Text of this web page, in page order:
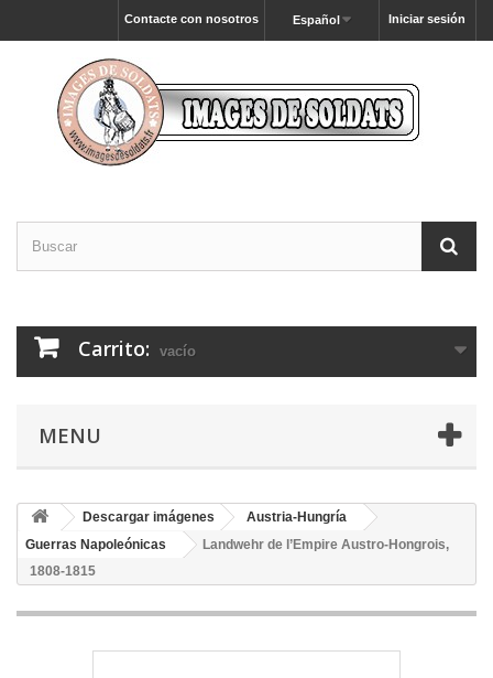
Iniciar sesión
Español
Contacte con nosotros
Carrito: vacío
MENU
Descargar imágenes
Austria-Hungría
Guerras Napoleónicas
Landwehr de l’Empire Austro-Hongrois,
1808-1815